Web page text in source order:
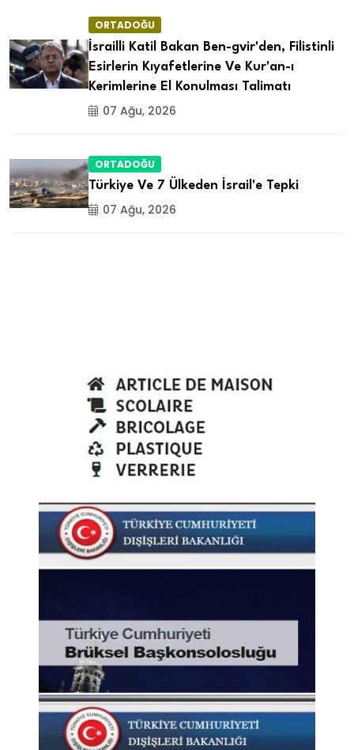
ORTADOĞU
İsrailli Katil Bakan Ben-gvir'den, Filistinli
Esirlerin Kıyafetlerine Ve Kur'an-ı
Kerimlerine El Konulması Talimatı
07 Ağu, 2026
ORTADOĞU
Türkiye Ve 7 Ülkeden İsrail'e Tepki
07 Ağu, 2026